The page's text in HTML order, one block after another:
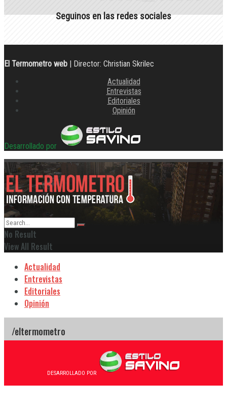
Seguinos en las redes sociales
El Termometro web | Director: Christian Skrilec
Actualidad
Entrevistas
Editoriales
Opinión
Desarrollado por
No Result
View All Result
Actualidad
Entrevistas
Editoriales
Opinión
DESARROLLADO POR